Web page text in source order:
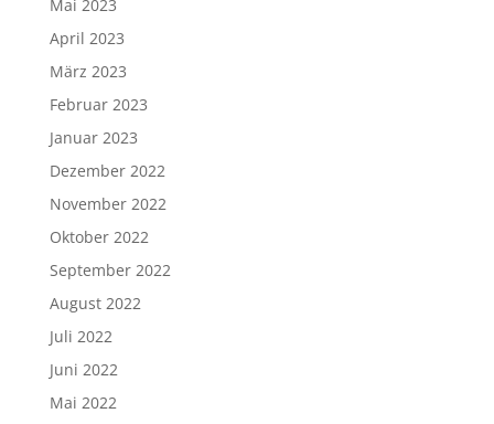
Mai 2023
April 2023
März 2023
Februar 2023
Januar 2023
Dezember 2022
November 2022
Oktober 2022
September 2022
August 2022
Juli 2022
Juni 2022
Mai 2022